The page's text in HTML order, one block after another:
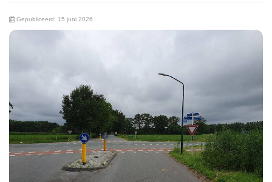
Gepubliceerd: 15 juni 2026